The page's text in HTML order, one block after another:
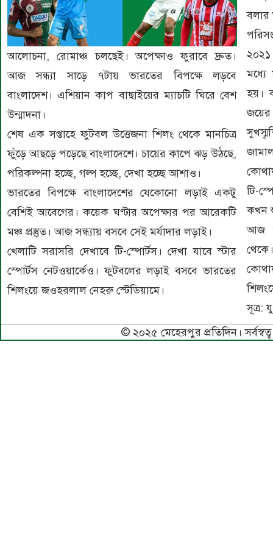
আলোচনা, রোমাঞ্চ চলছেই। অপেক্ষাও ফুরাবে দ্রুত।
আজ সন্ধ্যা সাড়ে ৭টায় ভারতের বিপক্ষে লড়বে
বাংলাদেশ। এশিয়ান কাপ বাছাইয়ের ম্যাচটি ঘিরে বেশ
উন্মাদনা।
শেষ এক সপ্তাহে ফুটবল উত্তেজনা শিলং থেকে মানচিত্র
ফুঁড়ে আছড়ে পড়েছে বাংলাদেশে। চায়ের কাপে ঝড় উঠছে,
পরিকল্পনা হচ্ছে, গল্প হচ্ছে, দেখা হচ্ছে আশাও।
ভারতের বিপক্ষে বাংলাদেশের যেকোনো লড়াই একটু
বেশিই আবেগের। কয়েক ঘণ্টার অপেক্ষার পর আরেকটি
মঞ্চ প্রস্তুত। আজ সন্ধ্যায় বসবে সেই মর্যাদার লড়াই।
খেলাটি সরাসরি দেখাবে টি-স্পোর্টস। দেখা যাবে স্টার
স্পোর্টস নেটওয়ার্কেও। ফুটবলের লড়াই বসবে ভারতের
শিলংয়ে জওহরলাল নেহরু স্টেডিয়ামে।
বলার
মধ্যে
হয়।
টি-
কখন
আজ
থেকে।
সূত্র:
© ২০২৫ মেহেরপুর প্রতিদিন। সর্বস্বত্ব